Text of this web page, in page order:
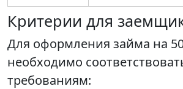
Критерии для
Для оформления займа на
необходимо
требованиям: